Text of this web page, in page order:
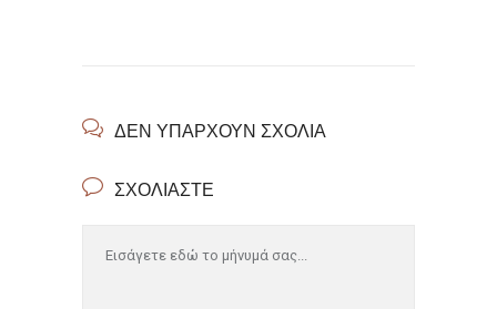
ΔΕΝ ΥΠΆΡΧΟΥΝ ΣΧΌΛΙΑ
ΣΧΟΛΙΆΣΤΕ